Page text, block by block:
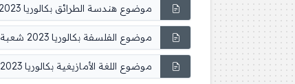
موضوع هندسة الطرائق بكالوريا 2023 شعبة تقني رياضي
موضوع الفلسفة بكالوريا 2023 شعبة تسيير واقتصاد وتقني رياضي
موضوع اللغة الأمازيغية بكالوريا 2023 جميع الشعب